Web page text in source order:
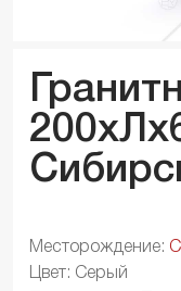
200xЛx
Месторождение:
Цвет: Серый